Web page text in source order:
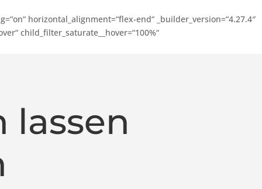
horizontal_alignment=“flex-end“ _builder_version=“4.27.4″
child_filter_saturate__hover=“100%“